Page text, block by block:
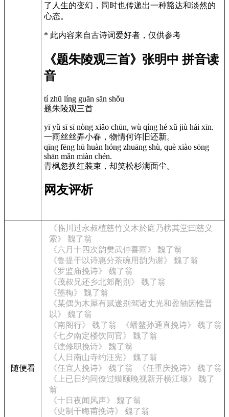
了人生的变幻，同时也传递出一种豁达和淡然的
心态。
* 此内容来自古诗词爱好者，仅供参考
《题朱陵观三首》张明中 拼音读
音
tí zhū líng guān sān shǒu
题朱陵观三首
yī yǔ sī sī nòng xiǎo chūn, wù qíng hé xǔ jiù hái xīn.
一雨丝丝弄小春，物情何许旧还新。
qīng fēng hū huàn hóng zhuāng shù, què xiào sōng
shān mǎn miàn chén.
青枫忽换红装束，却笑松杉满面尘。
网友评析
随便看
《临川过永叔植慈竹义木於庭乃榜其堂曰慈义
索》 魏了翁
《六月十四次韵樊武仲喜雨》 魏了翁
《鲁提干以诗惠分茶碗用韵为谢》 魏了翁
《罗监庙挽诗》 魏了翁
《茂叔兄还乡北郊酌别》 魏了翁
《墨梅》 魏了翁
《某偶为木犀有赋遂别驾诸丈光和盈轴因惟晋
以》 魏了翁
《南阁行》 魏了翁
《蟠鳌孙通直挽诗》 魏了翁
《七夕南定楼饮同官》 魏了翁
《谯修职挽诗》 魏了翁
《人日南山寺约汪宪》 魏了翁
《任宜人挽诗》 魏了翁
《任重庆挽诗》 魏了翁
《上已日约同僚过蟆颐晚视新开横江堰》 魏了
翁
《十日夜闻风声》 魏了翁
《史制干晦甫挽诗》 魏了翁